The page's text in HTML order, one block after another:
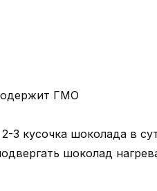
ГМО
2-3 кусочка шоколада в
шоколад